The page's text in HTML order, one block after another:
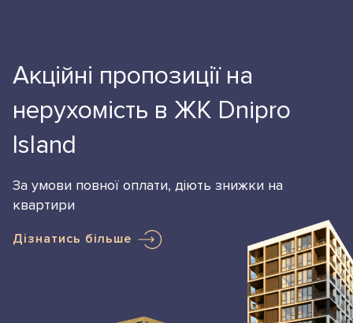
Акційні пропозиції на
нерухомість в ЖК Dnipro
Island
За умови повної оплати, діють знижки на
квартири
Дізнатись більше